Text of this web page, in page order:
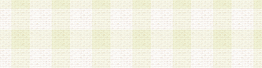
した 場合、会員登録希望者による会員登録手続
による承認後の場合であっても、会員登録の取り
の抹消を、当社が適切と判 断する方法・手段に
とができるものとします。